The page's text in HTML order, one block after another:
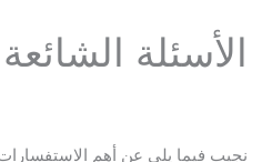
الأسئلة الشائعة
نجيب فيما يلي عن أهم